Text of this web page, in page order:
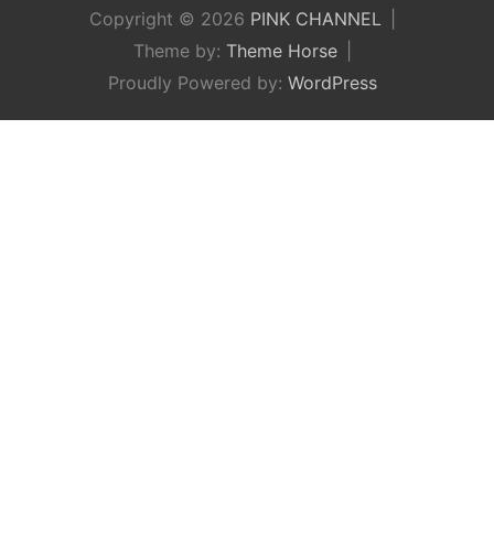
Copyright © 2026 PINK CHANNEL
Theme by: Theme Horse
Proudly Powered by: WordPress